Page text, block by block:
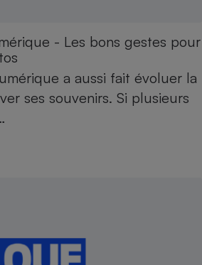
- Les bons gestes pour
a aussi fait évoluer la
ses souvenirs. Si plusieurs